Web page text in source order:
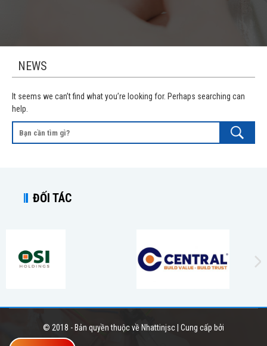
NEWS
It seems we can’t find what you’re looking for. Perhaps searching can
help.
ĐỐI TÁC
© 2018 - Bản quyền thuộc về Nhattinjsc | Cung cấp bởi